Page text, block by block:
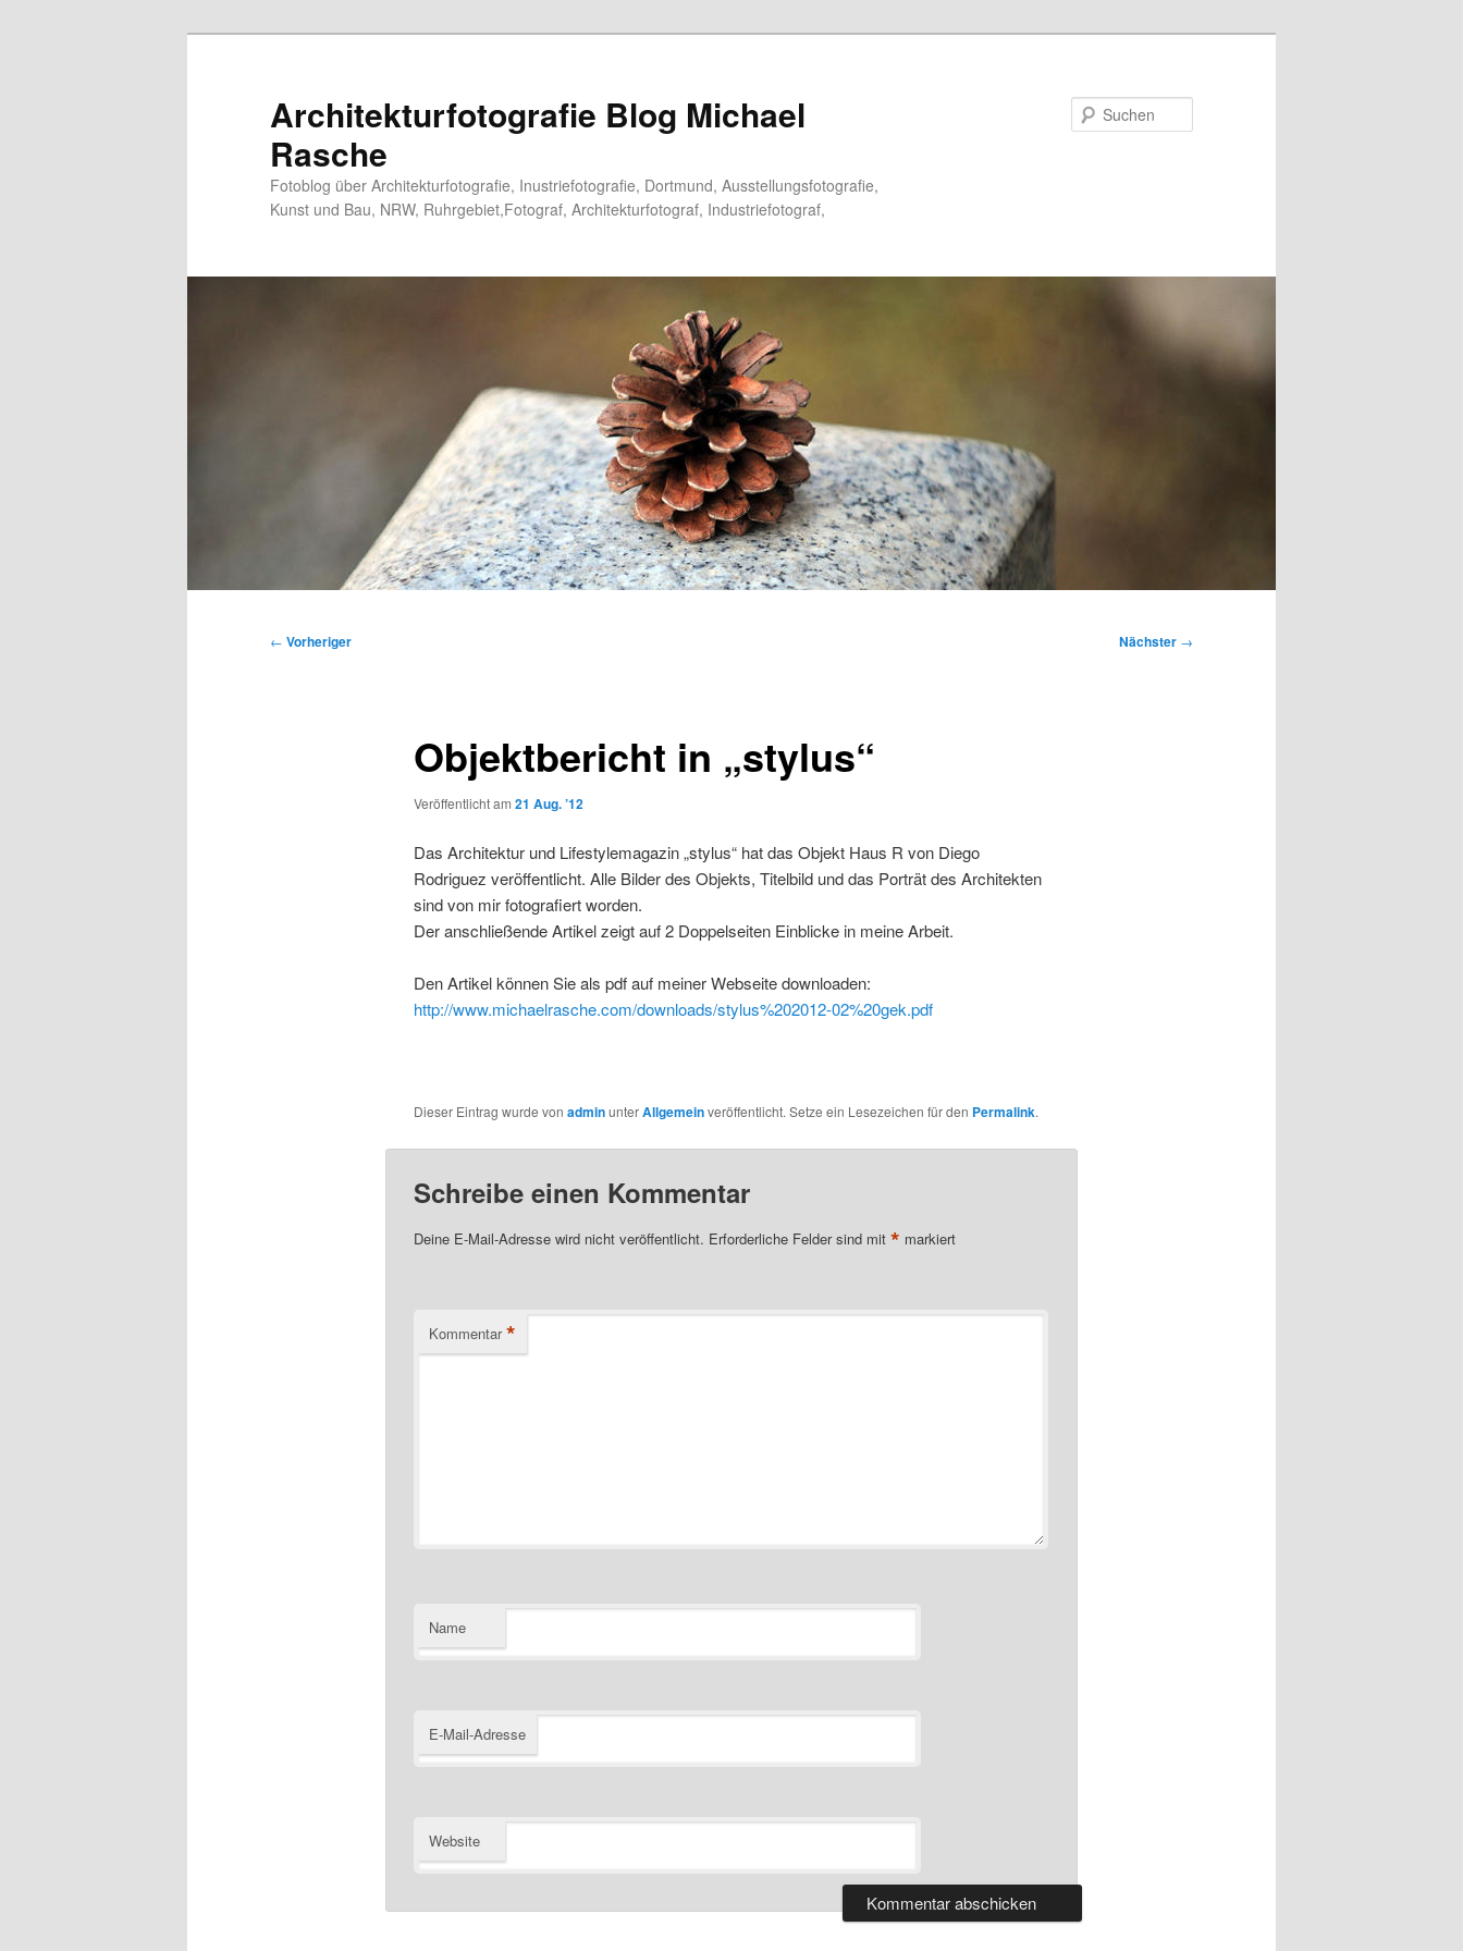
Architekturfotografie Blog Michael
Rasche
Fotoblog über Architekturfotografie, Inustriefotografie, Dortmund, Ausstellungsfotografie,
Kunst und Bau, NRW, Ruhrgebiet,Fotograf, Architekturfotograf, Industriefotograf,
Beitragsnavigation
← Vorheriger Nächster →
Objektbericht in „stylus“
Veröffentlicht am 21 Aug. ’12
Das Architektur und Lifestylemagazin „stylus“ hat das Objekt Haus R von Diego
Rodriguez veröffentlicht. Alle Bilder des Objekts, Titelbild und das Porträt des Architekten
sind von mir fotografiert worden.
Der anschließende Artikel zeigt auf 2 Doppelseiten Einblicke in meine Arbeit.
Den Artikel können Sie als pdf auf meiner Webseite downloaden:
http://www.michaelrasche.com/downloads/stylus%202012-02%20gek.pdf
Dieser Eintrag wurde von adminunterAllgemeinveröffentlicht. Setze ein Lesezeichen für den Permalink.
Schreibe einen Kommentar
Deine E-Mail-Adresse wird nicht veröffentlicht. Erforderliche Felder sind mit * markiert
Kommentar *
Name
E-Mail-Adresse
Website